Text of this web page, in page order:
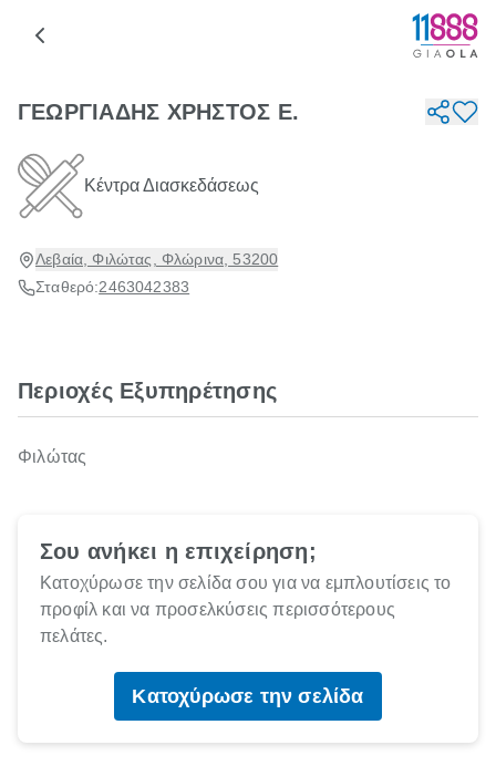
ΓΕΩΡΓΙΑΔΗΣ ΧΡΗΣΤΟΣ Ε.
Κέντρα Διασκεδάσεως
Λεβαία, Φιλώτας, Φλώρινα, 53200
Σταθερό:2463042383
Περιοχές Εξυπηρέτησης
Φιλώτας
Σου ανήκει η επιχείρηση;
Κατοχύρωσε την σελίδα σου για να εμπλουτίσεις το
προφίλ και να προσελκύσεις περισσότερους
πελάτες.
Κατοχύρωσε την σελίδα